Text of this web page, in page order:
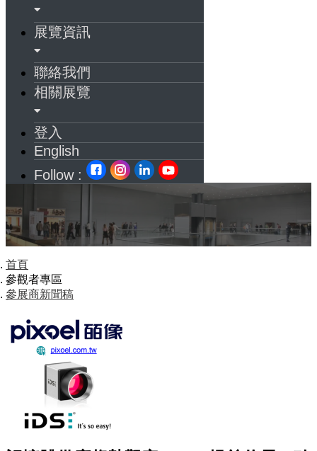
展覽資訊
聯絡我們
相關展覽
登入
English
Follow :
首頁
參觀者專區
參展商新聞稿